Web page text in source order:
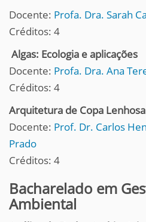
Docente: Profa. Dra. Sarah
Créditos: 4
Algas: Ecologia e aplicações
Docente: Profa. Dra. Ana
Créditos: 4
Arquitetura de Copa Lenhosa
Docente: Prof. Dr. Carlos
Prado
Créditos: 4
Bacharelado em
Ambiental